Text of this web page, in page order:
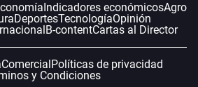
Indicadores económicosAgro
DeportesTecnologíaOpinión
B-contentCartas al Director
Comercial Políticas de privacidad
y Condiciones